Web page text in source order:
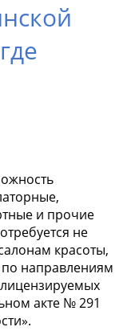
и прочие
не
красоты,
направлениям
акте № 291